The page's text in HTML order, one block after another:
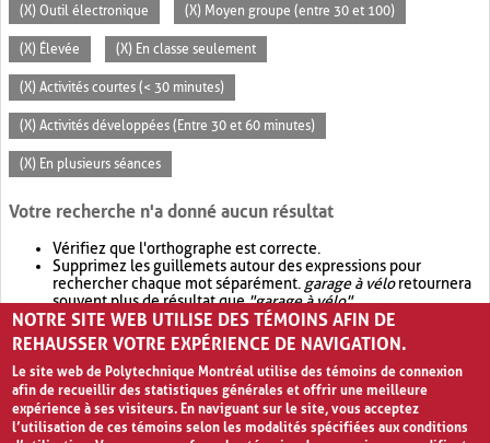
(X) Outil électronique (X) Moyen groupe (entre 30 et 100)
(X) Élevée (X) En classe seulement
(X) Activités courtes (< 30 minutes)
(X) Activités développées (Entre 30 et 60 minutes)
(X) En plusieurs séances
Votre recherche n'a donné aucun résultat
Vérifiez que l'orthographe est correcte.
Supprimez les guillemets autour des expressions pour
rechercher chaque mot séparément. garage à véloretournera
souvent plus de résultat que"garage à vélo".
Envisagez d'élargir votre recherche avec OR.garage OR vélo
retournera souvent plus de résultat quegarage à vélo
NOTRE SITE WEB UTILISE DES TÉMOINS AFIN DE
REHAUSSER VOTRE EXPÉRIENCE DE NAVIGATION.
Le site web de Polytechnique Montréal utilise des témoins de connexion
afin de recueillir des statistiques générales et offrir une meilleure
expérience à ses visiteurs. En naviguant sur le site, vous acceptez
l’utilisation de ces témoins selon les modalités spécifiées aux conditions